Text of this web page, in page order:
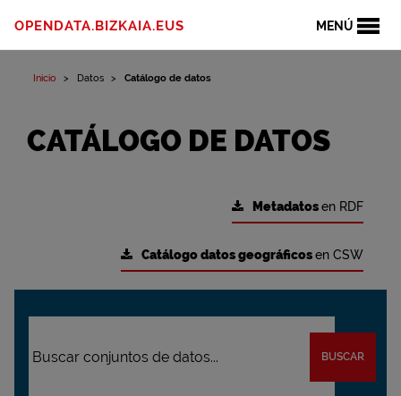
MENÚ
OPENDATA.BIZKAIA.EUS
Inicio Datos Catálogo de datos
CATÁLOGO DE DATOS
Metadatosen RDF
Catálogo datos geográficosen CSW
BUSCAR